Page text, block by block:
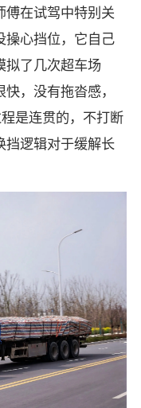
傅在试驾中特别关
操心挡位，它自己
拟了几次超车场
，没有拖沓感，
是连贯的，不打断
挡逻辑对于缓解长